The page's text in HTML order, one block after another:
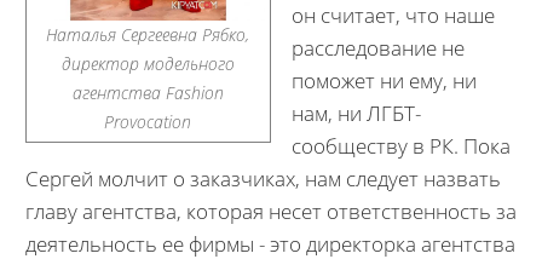
Наталья Сергеевна Рябко,
директор модельного
агентства Fashion
Provocation
он считает, что наше
расследование не
поможет ни ему, ни
нам, ни ЛГБТ-
сообществу в РК. Пока
Сергей молчит о заказчиках, нам следует назвать
главу агентства, которая несет ответственность за
деятельность ее фирмы - это директорка агентства